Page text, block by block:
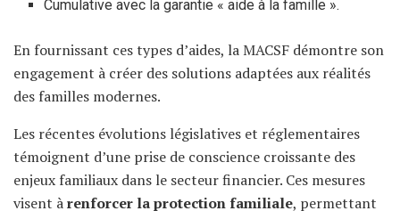
Cumulative avec la garantie « aide à la famille ».
En fournissant ces types d’aides, la MACSF démontre son
engagement à créer des solutions adaptées aux réalités
des familles modernes.
Les récentes évolutions législatives et réglementaires
témoignent d’une prise de conscience croissante des
enjeux familiaux dans le secteur financier. Ces mesures
visent àrenforcer la protection familiale, permettant